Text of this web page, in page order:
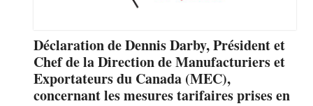
Déclaration de Dennis Darby, Président et
Chef de la Direction de Manufacturiers et
Exportateurs du Canada (MEC),
concernant les mesures tarifaires prises en